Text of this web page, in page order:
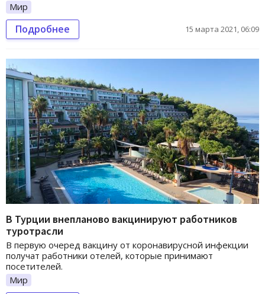
Мир
Подробнее 15 марта 2021, 06:09
В Турции внепланово вакцинируют работников
туротрасли
В первую очеред вакцину от коронавирусной инфекции
получат работники отелей, которые принимают
посетителей.
Мир